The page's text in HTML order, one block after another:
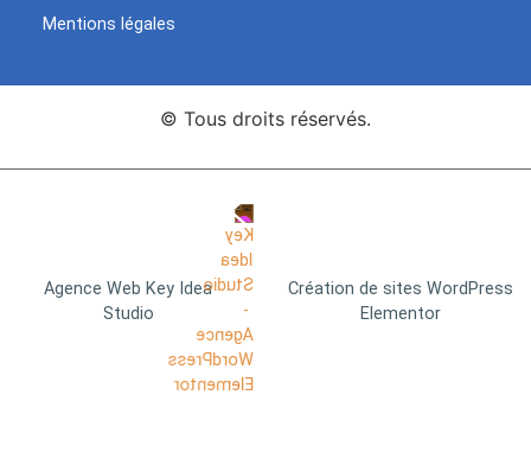
Mentions légales
© Tous droits réservés.
Agence Web Key Idea
Studio
Création de sites WordPress
Elementor